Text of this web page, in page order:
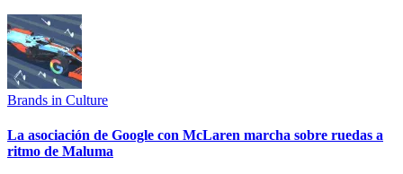
Brands in Culture
La asociación de Google con McLaren marcha sobre ruedas a
ritmo de Maluma